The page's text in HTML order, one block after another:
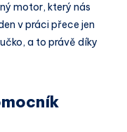
motor, který nás
v práci přece jen
a to právě díky